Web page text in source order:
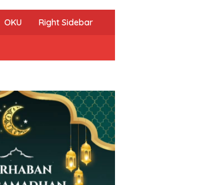
OKU Right Sidebar